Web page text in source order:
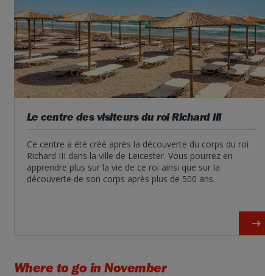
Le centre des visiteurs du roi Richard III
Ce centre a été créé après la découverte du corps du roi
Richard III dans la ville de Leicester. Vous pourrez en
apprendre plus sur la vie de ce roi ainsi que sur la
découverte de son corps après plus de 500 ans.
Where to go in November